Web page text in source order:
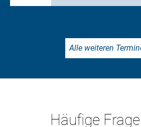
Alle weiteren
Häufige